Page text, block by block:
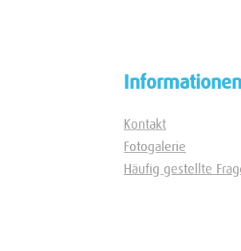
Informationen
Kontakt
Fotogalerie
Häufig gestellte